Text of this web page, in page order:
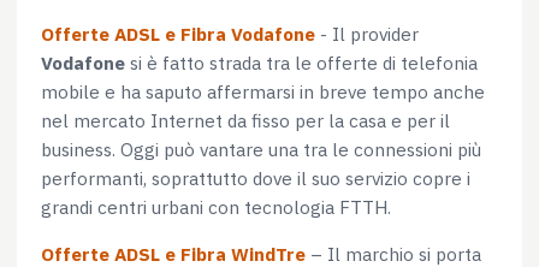
Offerte ADSL e Fibra Vodafone - Il provider
Vodafone si è fatto strada tra le offerte di telefonia
mobile e ha saputo affermarsi in breve tempo anche
nel mercato Internet da fisso per la casa e per il
business. Oggi può vantare una tra le connessioni più
performanti, soprattutto dove il suo servizio copre i
grandi centri urbani con tecnologia FTTH.
Offerte ADSL e Fibra WindTre – Il marchio si porta